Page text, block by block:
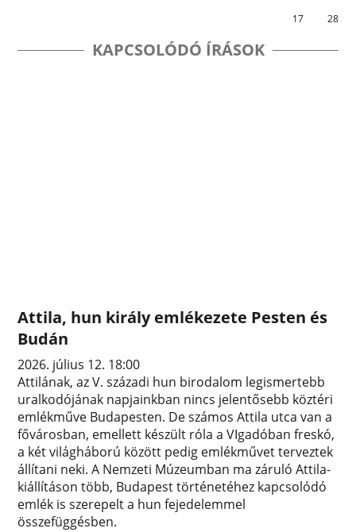
17 28
KAPCSOLÓDÓ ÍRÁSOK
Attila, hun király emlékezete Pesten és
Budán
2026. július 12. 18:00
Attilának, az V. századi hun birodalom legismertebb
uralkodójának napjainkban nincs jelentősebb köztéri
emlékműve Budapesten. De számos Attila utca van a
fővárosban, emellett készült róla a VIgadóban freskó,
a két világháború között pedig emlékművet terveztek
állítani neki. A Nemzeti Múzeumban ma záruló Attila-
kiállításon több, Budapest történetéhez kapcsolódó
emlék is szerepelt a hun fejedelemmel
összefüggésben.